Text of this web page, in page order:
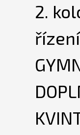
2.
řízení